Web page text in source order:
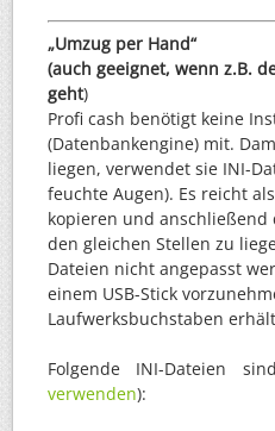
„Umzug per Hand“
(auch geeignet, wenn z.B.
geht)
Profi cash benötigt keine
(Datenbankengine) mit.
liegen, verwendet sie INI-
feuchte Augen). Es reicht
kopieren und anschließend
den gleichen Stellen zu
Dateien nicht angepasst
einem USB-Stick
Laufwerksbuchstaben
Folgende INI-Dateien
verwenden):